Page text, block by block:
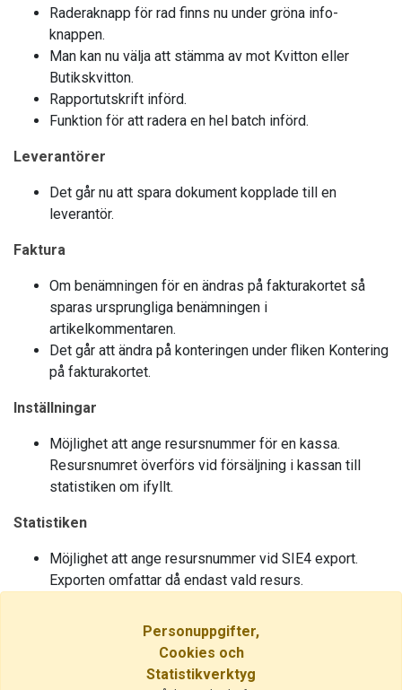
Raderaknapp för rad finns nu under gröna info-
knappen.
Man kan nu välja att stämma av mot Kvitton eller
Butikskvitton.
Rapportutskrift införd.
Funktion för att radera en hel batch införd.
Leverantörer
Det går nu att spara dokument kopplade till en
leverantör.
Faktura
Om benämningen för en ändras på fakturakortet så
sparas ursprungliga benämningen i
artikelkommentaren.
Det går att ändra på konteringen under fliken Kontering
på fakturakortet.
Inställningar
Möjlighet att ange resursnummer för en kassa.
Resursnumret överförs vid försäljning i kassan till
statistiken om ifyllt.
Statistiken
Möjlighet att ange resursnummer vid SIE4 export.
Exporten omfattar då endast vald resurs.
Förbättrad hantering av felkontrollen för
epostadresser generellt i systemet. Betydligt mindre
Personuppgifter,
Cookies och
Statistikverktyg